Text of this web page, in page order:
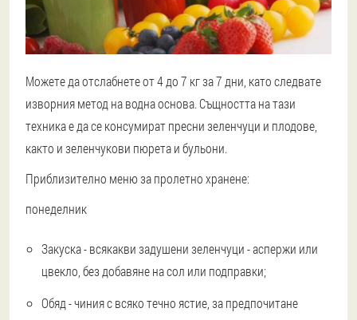
Можете да отслабнете от 4 до 7 кг за 7 дни, като следвате
изворния метод на водна основа. Същността на тази
техника е да се консумират пресни зеленчуци и плодове,
както и зеленчукови пюрета и бульони.
Приблизително меню за пролетно хранене:
понеделник
Закуска - всякакви задушени зеленчуци - аспержи или
цвекло, без добавяне на сол или подправки;
Обяд - чиния с всяко течно ястие, за предпочитане